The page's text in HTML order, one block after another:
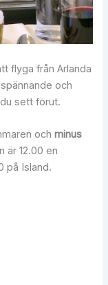
flyga från Arlanda
och
sett förut.
ochminus
är 12.00 en
på Island.